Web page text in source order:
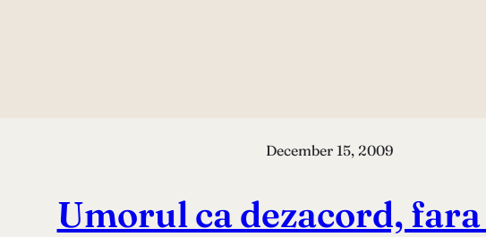
December 15, 2009
Umorul ca dezacord,